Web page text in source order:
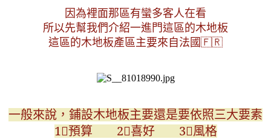
因為裡面那區有蠻多客人在看
所以先幫我們介紹一進門這區的木地板
這區的木地板產區主要來自法國🇫🇷
一般來說，鋪設木地板主要還是要依照三大要素
1⃣預算　　2⃣喜好　　3⃣風格